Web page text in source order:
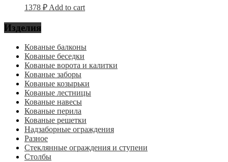
1378 ₽ Add to cart
Изделия
Кованые балконы
Кованые беседки
Кованые ворота и калитки
Кованые заборы
Кованые козырьки
Кованые лестницы
Кованые навесы
Кованые перила
Кованые решетки
Надзаборные ограждения
Разное
Стеклянные ограждения и ступени
Столбы